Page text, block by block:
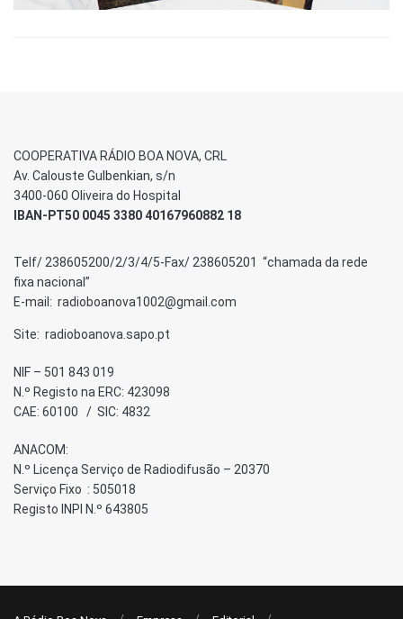
COOPERATIVA RÁDIO BOA NOVA, CRL
Av. Calouste Gulbenkian, s/n
3400-060 Oliveira do Hospital
IBAN-PT50 0045 3380 40167960882 18
Telf/ 238605200/2/3/4/5-Fax/ 238605201 “chamada da rede
fixa nacional”
E-mail: radioboanova1002@gmail.com
Site: radioboanova.sapo.pt
NIF – 501 843 019
N.º Registo na ERC: 423098
CAE: 60100 / SIC: 4832
ANACOM:
N.º Licença Serviço de Radiodifusão – 20370
Serviço Fixo : 505018
Registo INPI N.º 643805